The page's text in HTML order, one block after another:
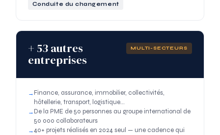
Conduite du changement
+ 53 autres
entreprises
MULTI-SECTEURS
Finance, assurance, immobilier, collectivités,
hôtellerie, transport, logistique…
De la PME de 50 personnes au groupe international de
50 000 collaborateurs
40+ projets réalisés en 2024 seul — une cadence qui